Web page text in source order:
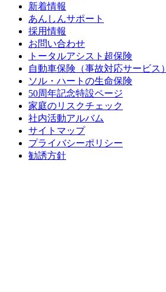
新着情報
あんしんサポート
採用情報
お問い合わせ
トータルアシスト超保険
自動車保険（事故対応サービス）
ソル・ハートの生命保険
50周年記念特設ページ
家庭のリスクチェック
社内活動アルバム
サイトマップ
プライバシーポリシー
勧誘方針